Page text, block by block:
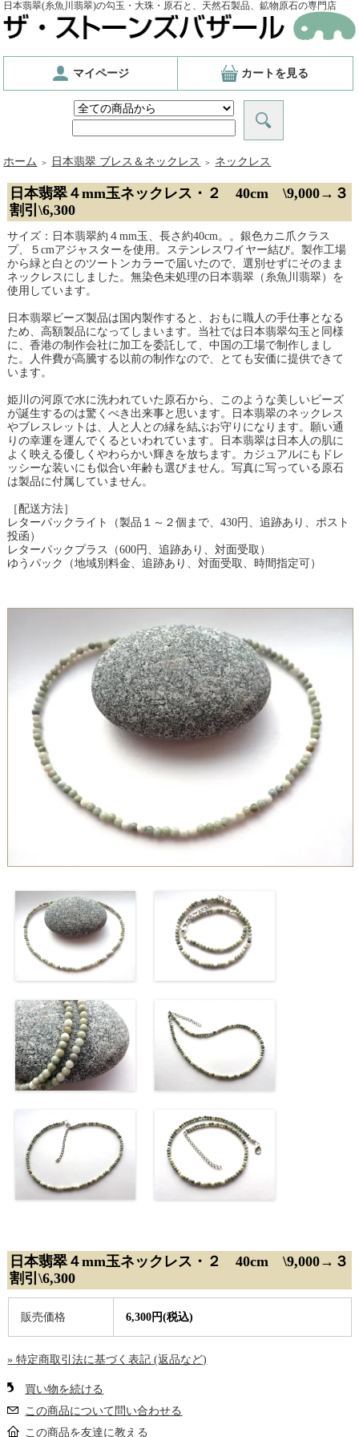
日本翡翠(糸魚川翡翠)の勾玉・大珠・原石と、天然石製品、鉱物原石の専門店
マイページ カートを見る
ホーム ＞ 日本翡翠 ブレス＆ネックレス ＞ ネックレス
日本翡翠４mm玉ネックレス・２ 40cm \9,000→３
割引\6,300
サイズ：日本翡翠約４mm玉、長さ約40cm。。銀色カニ爪クラス
プ、５cmアジャスターを使用。ステンレスワイヤー結び。製作工場
から緑と白とのツートンカラーで届いたので、選別せずにそのまま
ネックレスにしました。無染色未処理の日本翡翠（糸魚川翡翠）を
使用しています。
日本翡翠ビーズ製品は国内製作すると、おもに職人の手仕事となる
ため、高額製品になってしまいます。当社では日本翡翠勾玉と同様
に、香港の制作会社に加工を委託して、中国の工場で制作しまし
た。人件費が高騰する以前の制作なので、とても安価に提供できて
います。
姫川の河原で水に洗われていた原石から、このような美しいビーズ
が誕生するのは驚くべき出来事と思います。日本翡翠のネックレス
やブレスレットは、人と人との縁を結ぶお守りになります。願い通
りの幸運を運んでくるといわれています。日本翡翠は日本人の肌に
よく映える優しくやわらかい輝きを放ちます。カジュアルにもドレ
ッシーな装いにも似合い年齢も選びません。写真に写っている原石
は製品に付属していません。
［配送方法］
レターパックライト（製品１～２個まで、430円、追跡あり、ポスト
投函）
レターパックプラス（600円、追跡あり、対面受取）
ゆうパック（地域別料金、追跡あり、対面受取、時間指定可）
日本翡翠４mm玉ネックレス・２ 40cm \9,000→３
割引\6,300
販売価格 6,300円(税込)
» 特定商取引法に基づく表記 (返品など)
買い物を続ける
この商品について問い合わせる
この商品を友達に教える